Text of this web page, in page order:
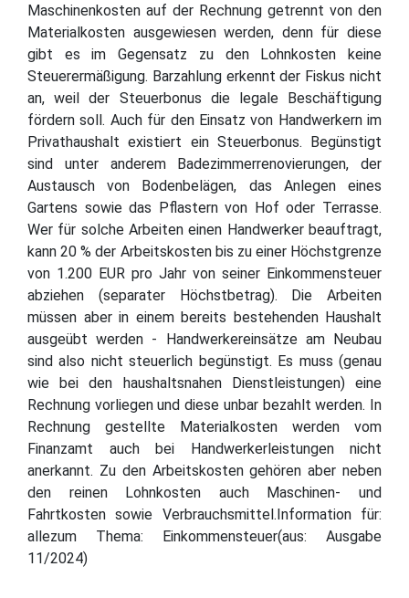
Maschinenkosten auf der Rechnung getrennt von den
Materialkosten ausgewiesen werden, denn für diese
gibt es im Gegensatz zu den Lohnkosten keine
Steuerermäßigung. Barzahlung erkennt der Fiskus nicht
an, weil der Steuerbonus die legale Beschäftigung
fördern soll. Auch für den Einsatz von Handwerkern im
Privathaushalt existiert ein Steuerbonus. Begünstigt
sind unter anderem Badezimmerrenovierungen, der
Austausch von Bodenbelägen, das Anlegen eines
Gartens sowie das Pflastern von Hof oder Terrasse.
Wer für solche Arbeiten einen Handwerker beauftragt,
kann 20 % der Arbeitskosten bis zu einer Höchstgrenze
von 1.200 EUR pro Jahr von seiner Einkommensteuer
abziehen (separater Höchstbetrag). Die Arbeiten
müssen aber in einem bereits bestehenden Haushalt
ausgeübt werden - Handwerkereinsätze am Neubau
sind also nicht steuerlich begünstigt. Es muss (genau
wie bei den haushaltsnahen Dienstleistungen) eine
Rechnung vorliegen und diese unbar bezahlt werden. In
Rechnung gestellte Materialkosten werden vom
Finanzamt auch bei Handwerkerleistungen nicht
anerkannt. Zu den Arbeitskosten gehören aber neben
den reinen Lohnkosten auch Maschinen- und
Fahrtkosten sowie Verbrauchsmittel.Information für:
allezum Thema: Einkommensteuer(aus: Ausgabe
11/2024)